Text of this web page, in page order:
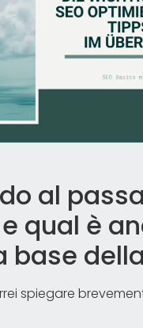
al
qual è
base della
spiegare